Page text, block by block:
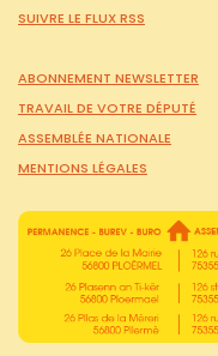
SUIVRE LE FLUX RSS
ABONNEMENT NEWSLETTER
TRAVAIL DE VOTRE DÉPUTÉ
ASSEMBLÉE NATIONALE
MENTIONS LÉGALES